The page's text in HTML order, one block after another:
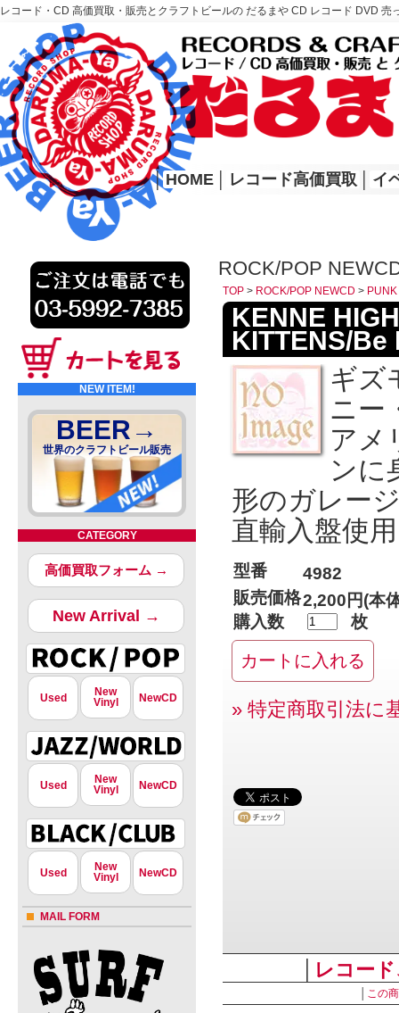
レコード・CD 高価買取・販売とクラフトビールの だるまや CD レコード DVD
レコード高価買取はこちら
HOME
│ HOME レコード高価買取 イ
NEW ITEM!
BEER→
世界のクラフトビール販売
CATEGORY
高価買取フォーム →
New Arrival →
Used
New
Vinyl
NewCD
Used
New
Vinyl
NewCD
Used
New
Vinyl
NewCD
MAIL FORM
ROCK/POP
TOP > ROCK/POP NEWCD >
KENNE
KITTENS/
ギズ
ニー
アメ
ンに
形のガレー
直輸入盤使用
型番
4982
販売価格2,200円(本
購入数
枚
» 特定商取引法に
レコー
この